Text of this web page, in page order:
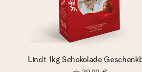
Lindt 1kg Schokolade